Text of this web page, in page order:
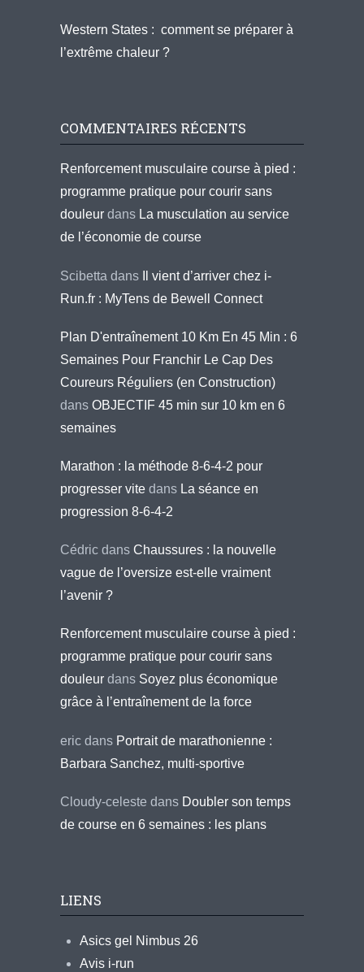
Western States : comment se préparer à
l’extrême chaleur ?
COMMENTAIRES RÉCENTS
Renforcement musculaire course à pied :
programme pratique pour courir sans
douleur dans La musculation au service
de l’économie de course
Scibetta dans
Il vient d’arriver chez i-
Run.fr : MyTens de Bewell Connect
Plan D'entraînement 10 Km En 45 Min : 6
Semaines Pour Franchir Le Cap Des
Coureurs Réguliers (en Construction)
dans OBJECTIF 45 min sur 10 km en 6
semaines
Marathon : la méthode 8-6-4-2 pour
progresser vite dans La séance en
progression 8-6-4-2
Cédric dans Chaussures : la nouvelle
vague de l’oversize est-elle vraiment
l’avenir ?
Renforcement musculaire course à pied :
programme pratique pour courir sans
douleur dans Soyez plus économique
grâce à l’entraînement de la force
eric dans Portrait de marathonienne :
Barbara Sanchez, multi-sportive
Cloudy-celeste dans Doubler son temps
de course en 6 semaines : les plans
LIENS
Asics gel Nimbus 26
Avis i-run